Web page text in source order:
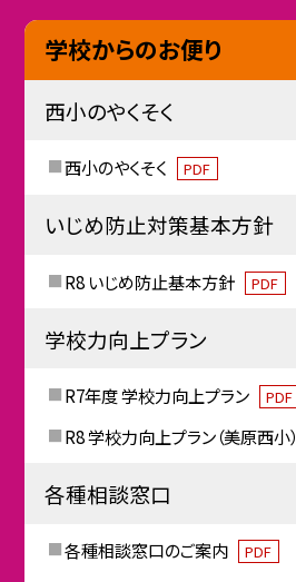
学校からのお便り
西小のやくそく
西小のやくそく PDF
いじめ防止対策基本方針
R8 いじめ防止基本方針 PDF
学校力向上プラン
R7年度 学校力向上プラン PDF
R8 学校力向上プラン（美原西小）
各種相談窓口
各種相談窓口のご案内 PDF